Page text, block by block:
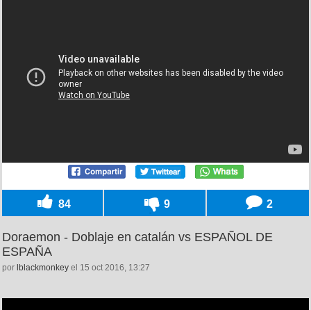
84 9 2
Doraemon - Doblaje en catalán vs ESPAÑOL DE
ESPAÑA
por lblackmonkey el 15 oct 2016, 13:27